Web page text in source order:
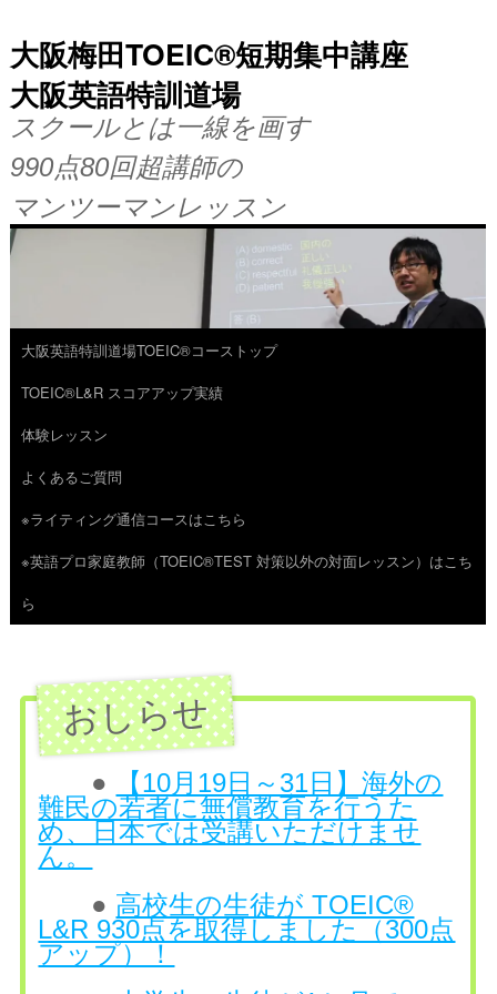
大阪梅田TOEIC®短期集中講座
大阪英語特訓道場
スクールとは一線を画す
990点80回超講師の
マンツーマンレッスン
コ
ン
テ
ン
ツ
へ
ス
大阪英語特訓道場TOEIC®コーストップ
TOEIC®L&R スコアアップ実績
体験レッスン
よくあるご質問
※ライティング通信コースはこちら
※英語プロ家庭教師（TOEIC®TEST 対策以外の対面レッスン）はこち
ら
●
【10月19日～31日】海外の
難民の若者に無償教育を行うた
め、日本では受講いただけませ
ん。
● 高校生の生徒が TOEIC®
L&R 930点を取得しました（300点
アップ）！